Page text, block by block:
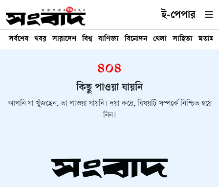
ই-পেপার
সর্বশেষ খবর সারাদেশ বিশ্ব বাণিজ্য বিনোদন খেলা সাহিত্য মতামত
৪০৪
কিছু পাওয়া যায়নি
আপনি যা খুঁজছেন, তা পাওয়া যায়নি। দয়া করে, বিষয়টি সম্পর্কে নিশ্চিত হয়ে
নিন।